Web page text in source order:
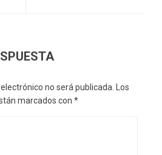
no será publicada.
Los
marcados con *